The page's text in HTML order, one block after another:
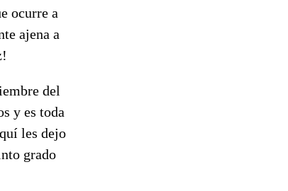
ocurre a
ajena a
del
y es toda
les dejo
grado